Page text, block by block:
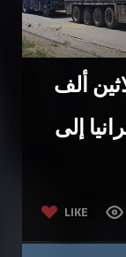
ألف
إلى
LIKE